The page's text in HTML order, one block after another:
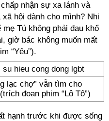
nhận sự xa lánh và
hội dành cho mình? Nhi
Tú không phải đau khổ
giờ bác không muốn mất
“Yêu”).
lạc chợ” vẫn tìm cho
đoạn phim “Lô Tô”)
hạnh trước khi được sống